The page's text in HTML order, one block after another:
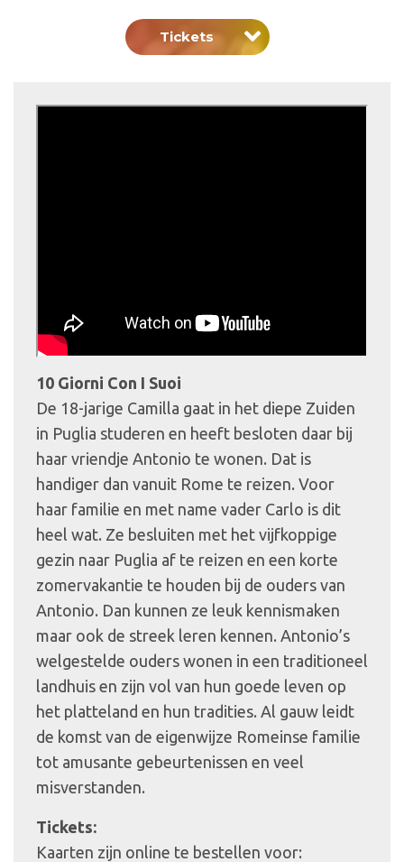
Tickets
10 Giorni Con I Suoi
De 18-jarige Camilla gaat in het diepe Zuiden
in Puglia studeren en heeft besloten daar bij
haar vriendje Antonio te wonen. Dat is
handiger dan vanuit Rome te reizen. Voor
haar familie en met name vader Carlo is dit
heel wat. Ze besluiten met het vijfkoppige
gezin naar Puglia af te reizen en een korte
zomervakantie te houden bij de ouders van
Antonio. Dan kunnen ze leuk kennismaken
maar ook de streek leren kennen. Antonio’s
welgestelde ouders wonen in een traditioneel
landhuis en zijn vol van hun goede leven op
het platteland en hun tradities. Al gauw leidt
de komst van de eigenwijze Romeinse familie
tot amusante gebeurtenissen en veel
misverstanden.
Tickets:
Kaarten zijn online te bestellen voor: